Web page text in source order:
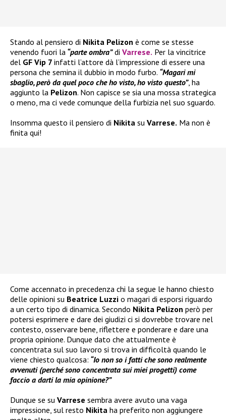
Stando al pensiero di Nikita Pelizon è come se stesse
venendo fuori la “parte ombra”di Varrese. Per la vincitrice
del GF Vip 7 infatti l’attore dà l’impressione di essere una
persona che semina il dubbio in modo furbo. “Magari mi
sbaglio, però da quel poco che ho visto, ho visto questo”, ha
aggiunto la Pelizon. Non capisce se sia una mossa strategica
o meno, ma ci vede comunque della furbizia nel suo sguardo.
Insomma questo il pensiero di Nikita su Varrese. Ma non è
finita qui!
Come accennato in precedenza chi la segue le hanno chiesto
delle opinioni su Beatrice Luzzi o magari di esporsi riguardo
a un certo tipo di dinamica. Secondo Nikita Pelizon però per
potersi esprimere e dare dei giudizi ci si dovrebbe trovare nel
contesto, osservare bene, riflettere e ponderare e dare una
propria opinione. Dunque dato che attualmente è
concentrata sul suo lavoro si trova in difficoltà quando le
viene chiesto qualcosa: “Io non so i fatti che sono realmente
avvenuti (perché sono concentrata sui miei progetti) come
faccio a darti la mia opinione?”
Dunque se su Varrese sembra avere avuto una vaga
impressione, sul resto Nikita ha preferito non aggiungere